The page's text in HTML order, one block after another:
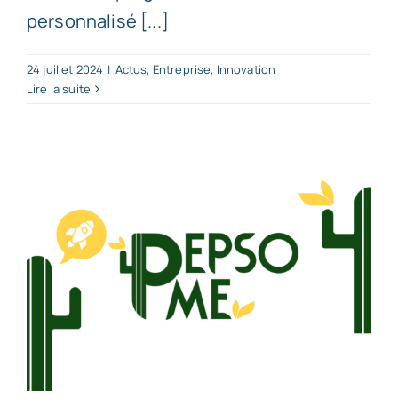
personnalisé [...]
24 juillet 2024 | Actus, Entreprise, Innovation
Lire la suite